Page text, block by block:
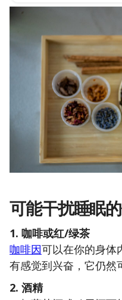
可能干扰睡眠
1. 咖啡或红/绿茶
咖啡因可以在你的身体
有感觉到兴奋，它仍然
2. 酒精